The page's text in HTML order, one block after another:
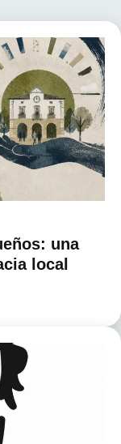
una
local